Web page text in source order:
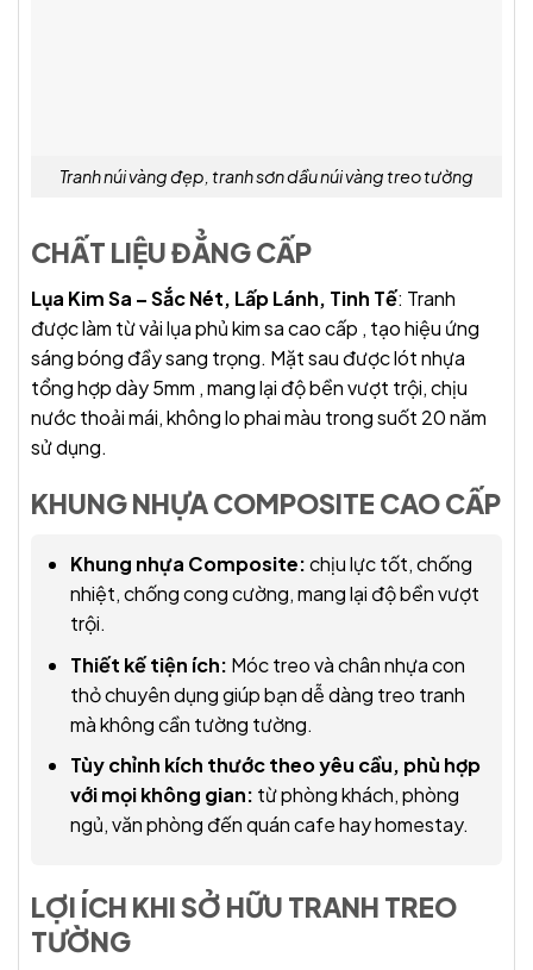
Tranh núi vàng đẹp, tranh sơn dầu núi vàng treo tường
CHẤT LIỆU ĐẲNG CẤP
Lụa Kim Sa – Sắc Nét, Lấp Lánh, Tinh Tế: Tranh
được làm từ vải lụa phủ kim sa cao cấp , tạo hiệu ứng
sáng bóng đầy sang trọng. Mặt sau được lót nhựa
tổng hợp dày 5mm , mang lại độ bền vượt trội, chịu
nước thoải mái, không lo phai màu trong suốt 20 năm
sử dụng.
KHUNG NHỰA COMPOSITE CAO CẤP
Khung nhựa Composite:chịu lực tốt, chống
nhiệt, chống cong cường, mang lại độ bền vượt
trội.
Thiết kế tiện ích: Móc treo và chân nhựa con
thỏ chuyên dụng giúp bạn dễ dàng treo tranh
mà không cần tường tường.
Tùy chỉnh kích thước theo yêu cầu, phù hợp
với mọi không gian: từ phòng khách, phòng
ngủ, văn phòng đến quán cafe hay homestay.
LỢI ÍCH KHI SỞ HỮU TRANH TREO
TƯỜNG